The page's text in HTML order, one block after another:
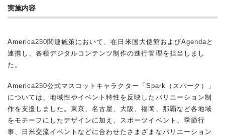
実施内容
America250関連施策において、在日米国大使館およびAgendaと
連携し、各種デジタルコンテンツ制作の進行管理を担当しまし
た。
America250公式マスコットキャラクター「Spark（スパーク）」
については、地域性やイベント特性を反映したバリエーション制
作を支援しました。東京、名古屋、大阪、福岡、那覇など各地域
をモチーフにしたデザインに加え、スポーツイベント、季節行
事、日米交流イベントなどに合わせたさまざまなバリエーション